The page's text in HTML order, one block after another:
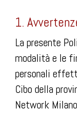
1.
La presente
modalità e le
personali
Cibo della
Network